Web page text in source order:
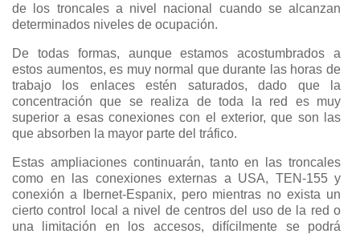
de los troncales a nivel nacional cuando se alcanzan
determinados niveles de ocupación.
De todas formas, aunque estamos acostumbrados a
estos aumentos, es muy normal que durante las horas de
trabajo los enlaces estén saturados, dado que la
concentración que se realiza de toda la red es muy
superior a esas conexiones con el exterior, que son las
que absorben la mayor parte del tráfico.
Estas ampliaciones continuarán, tanto en las troncales
como en las conexiones externas a USA, TEN-155 y
conexión a Ibernet-Espanix, pero mientras no exista un
cierto control local a nivel de centros del uso de la red o
una limitación en los accesos, difícilmente se podrá